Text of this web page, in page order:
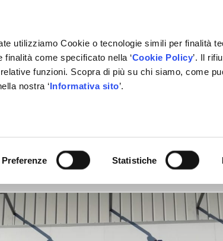
utilizziamo Cookie o tecnologie simili per finalità
come specificato nella ‘Cookie Policy’. Il
funzioni. Scopra di più su chi siamo, come
nostra ‘Informativa sito’.
Preferenze Statistiche
LABEL FORNITORI PARTNER
intuizione e relazione